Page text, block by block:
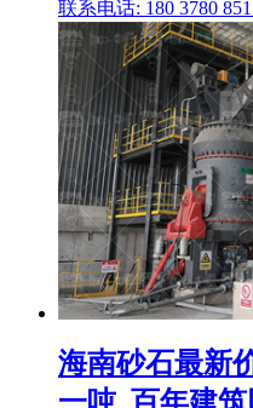
联系电话: 180 3780
海南砂石最新